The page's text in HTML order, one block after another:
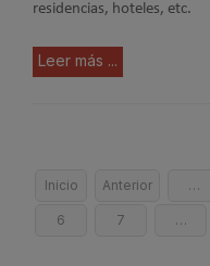
residencias, hoteles, etc.
Leer más ...
Inicio Anterior …
6 7 …